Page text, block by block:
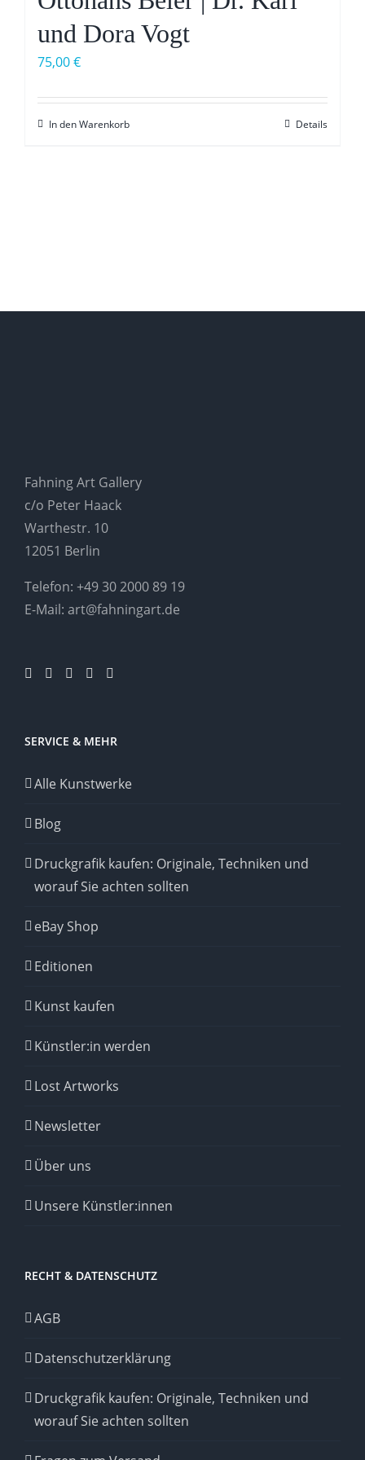
und Dora Vogt
75,00€
In den Warenkorb Details
Fahning Art Gallery
c/o Peter Haack
Warthestr. 10
12051 Berlin
Telefon: +49 30 2000 89 19
E-Mail: art@fahningart.de
SERVICE & MEHR
Alle Kunstwerke
Blog
Druckgrafik kaufen: Originale, Techniken und
worauf Sie achten sollten
eBay Shop
Editionen
Kunst kaufen
Künstler:in werden
Lost Artworks
Newsletter
Über uns
Unsere Künstler:innen
RECHT & DATENSCHUTZ
AGB
Datenschutzerklärung
Druckgrafik kaufen: Originale, Techniken und
worauf Sie achten sollten